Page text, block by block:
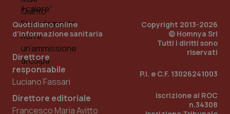
Quotidiano online
d'informazione sanitaria
Direttore
responsabile
Luciano Fassari
Direttore editoriale
Francesco Maria Avitto
Copyright 2013-2026
© Homnya Srl
Tutti i diritti sono
riservati
P.I. e C.F. 13026241003
Iscrizione al ROC
n.34308